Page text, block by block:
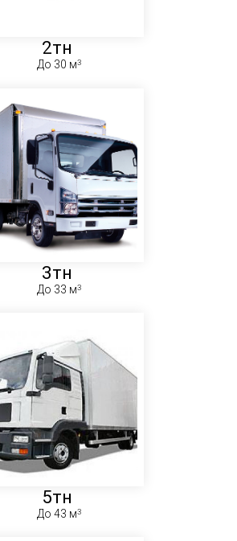
2тн
До 30 м
3тн
До 33 м
5тн
До 43 м